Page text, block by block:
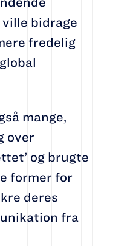
bidrage
fredelig
mange,
over
og brugte
former for
deres
fra